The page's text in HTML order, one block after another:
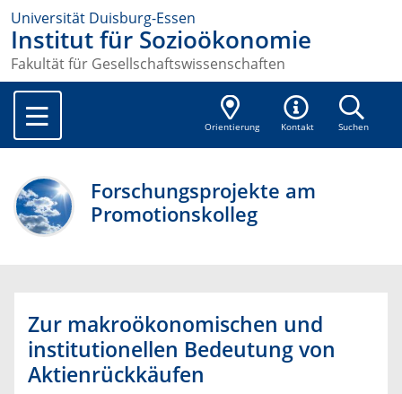
Universität Duisburg-Essen
Institut für Sozioökonomie
Fakultät für Gesellschaftswissenschaften
Orientierung Kontakt Suchen
Forschungsprojekte am
Promotionskolleg
Zur makroökonomischen und
institutionellen Bedeutung von
Aktienrückkäufen